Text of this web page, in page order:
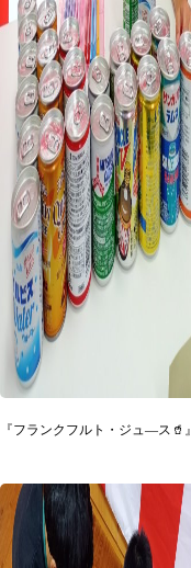
『フランクフルト・ジュ―ス🥤』